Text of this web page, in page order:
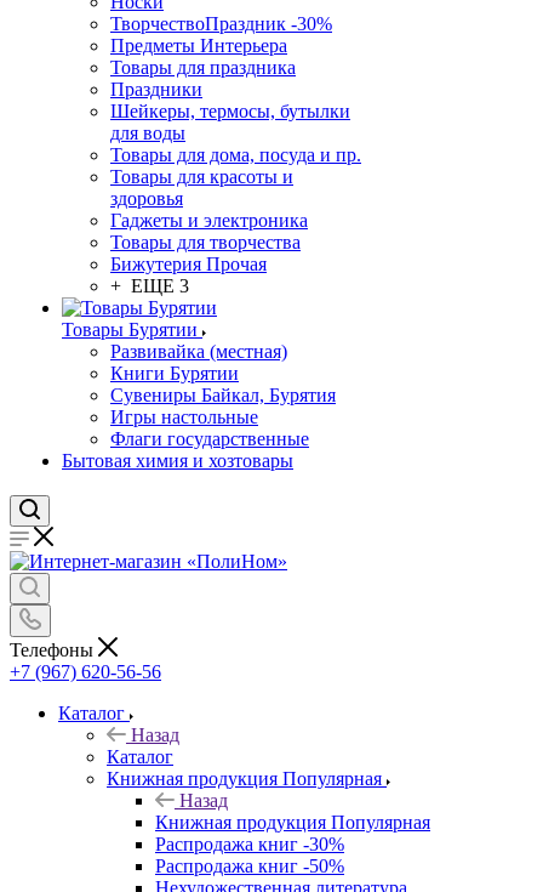
ТворчествоПраздник -30%
Предметы Интерьера
Товары для праздника
Праздники
Шейкеры, термосы, бутылки
для воды
Товары для дома, посуда и пр.
Товары для красоты и
здоровья
Гаджеты и электроника
Товары для творчества
Бижутерия Прочая
+ ЕЩЕ 3
Товары Бурятии
Развивайка (местная)
Книги Бурятии
Сувениры Байкал, Бурятия
Игры настольные
Флаги государственные
Бытовая химия и хозтовары
Телефоны
+7 (967) 620-56-56
Каталог
Назад
Каталог
Книжная продукция Популярная
Назад
Книжная продукция Популярная
Распродажа книг -30%
Распродажа книг -50%
Нехудожественная литература